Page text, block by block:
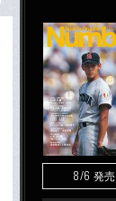
8/6 発売